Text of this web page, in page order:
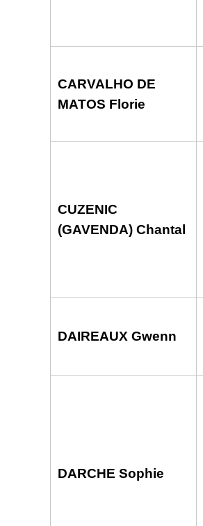
CARVALHO DE
MATOS Florie
CUZENIC
(GAVENDA) Chantal
DAIREAUX Gwenn
DARCHE Sophie